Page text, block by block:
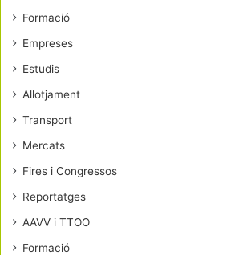
Formació
Empreses
Estudis
Allotjament
Transport
Mercats
Fires i Congressos
Reportatges
AAVV i TTOO
Formació